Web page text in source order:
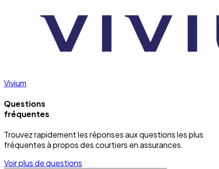
Vivium
Questions
fréquentes
Trouvez rapidement les réponses aux questions les plus
fréquentes à propos des courtiers en assurances.
Voir plus de questions